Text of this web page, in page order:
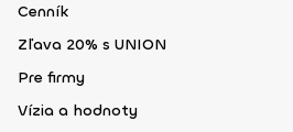
Cenník
Zľava 20% s UNION
Pre firmy
Vízia a hodnoty